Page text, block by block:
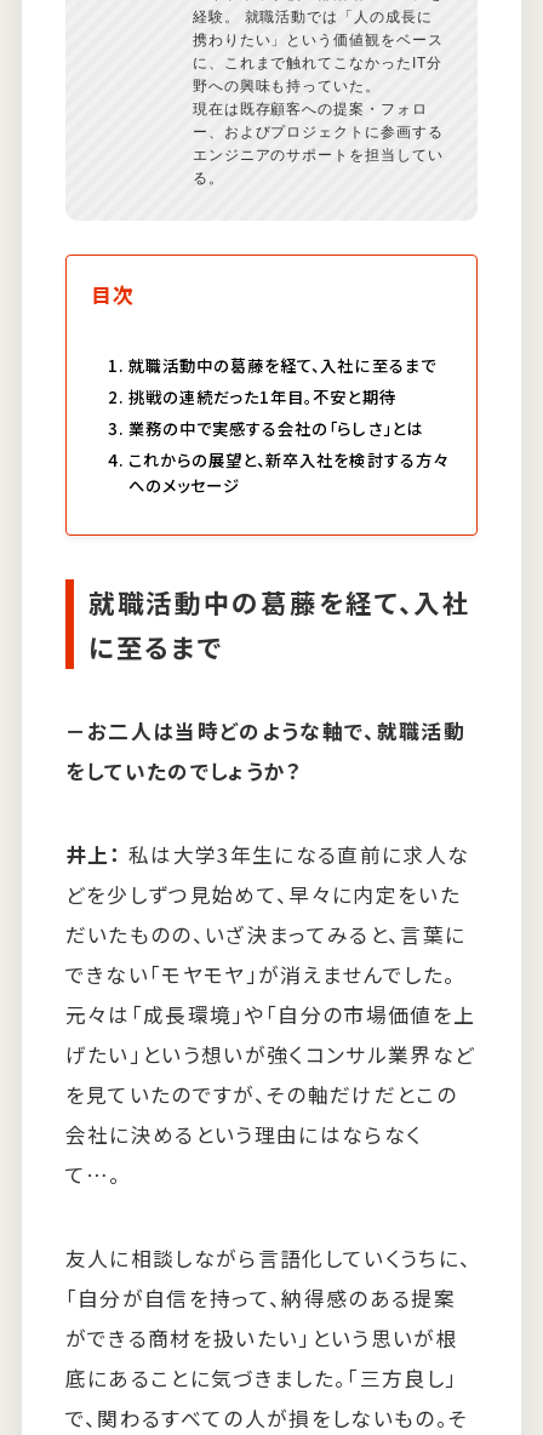
経験。 就職活動では「人の成長に
携わりたい」という価値観をベース
に、これまで触れてこなかったIT分
野への興味も持っていた。
現在は既存顧客への提案・フォロ
ー、およびプロジェクトに参画する
エンジニアのサポートを担当してい
る。
目次
就職活動中の葛藤を経て、入社に至るまで
挑戦の連続だった1年目。不安と期待
業務の中で実感する会社の「らしさ」とは
これからの展望と、新卒入社を検討する方々
へのメッセージ
就職活動中の葛藤を経て、入社
に至るまで
－ お二人は当時どのような軸で、就職活動
をしていたのでしょうか？
井上： 私は大学3年生になる直前に求人な
どを少しずつ見始めて、早々に内定をいた
だいたものの、いざ決まってみると、言葉に
できない「モヤモヤ」が消えませんでした。
元々は「成長環境」や「自分の市場価値を上
げたい」という想いが強くコンサル業界など
を見ていたのですが、その軸だけだとこの
会社に決めるという理由にはならなく
て…。
友人に相談しながら言語化していくうちに、
「自分が自信を持って、納得感のある提案
ができる商材を扱いたい」という思いが根
底にあることに気づきました。「三方良し」
で、関わるすべての人が損をしないもの。そ